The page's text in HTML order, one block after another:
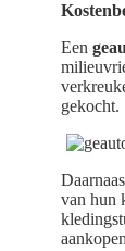
Een
gekocht.
van hun